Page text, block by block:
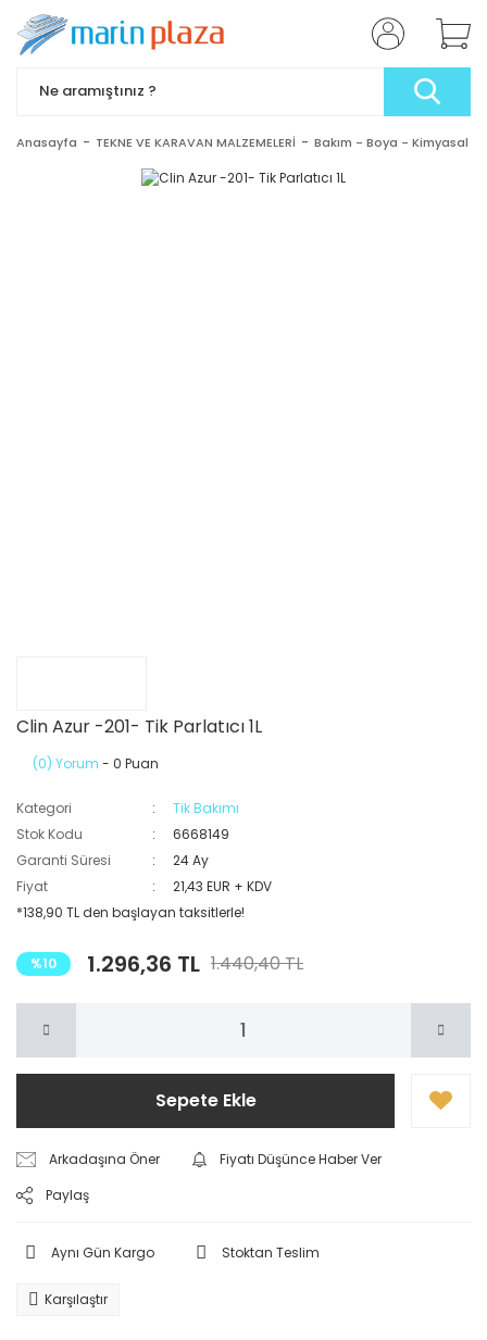
Anasayfa TEKNE VE KARAVAN MALZEMELERİ Bakım - Boya - Kimyasal
Clin Azur -201- Tik Parlatıcı 1L
(0) Yorum - 0 Puan
Kategori
Tik Bakımı
Stok Kodu
6668149
Garanti Süresi
24 Ay
Fiyat
21,43 EUR + KDV
*138,90 TL den başlayan taksitlerle!
%10 1.296,36 TL 1.440,40 TL
Sepete Ekle
Arkadaşına Öner
Fiyatı Düşünce Haber Ver
Paylaş
Aynı Gün Kargo Stoktan Teslim
Karşılaştır